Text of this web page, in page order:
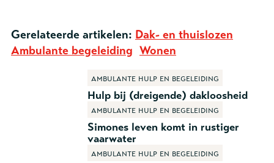
Gerelateerde artikelen: Dak- en thuislozen
Ambulante begeleiding Wonen
Hulp bij (dreigende) dakloosheid
Ambulante hulp en begeleiding
Simones leven komt in rustiger
vaarwater
Ambulante hulp en begeleiding
Ambulante hulp en begeleiding